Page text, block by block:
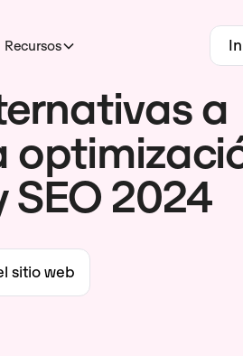
Recursos
a
2024
sitio web